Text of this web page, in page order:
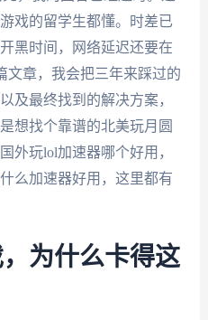
戏的留学生都懂。时差已
黑时间，网络延迟还要在
文章，我会把三年来踩过的
及最终找到的解决方案，
想找个靠谱的北美玩月圆
外玩lol加速器哪个好用，
么加速器好用，这里都有
为什么卡得这